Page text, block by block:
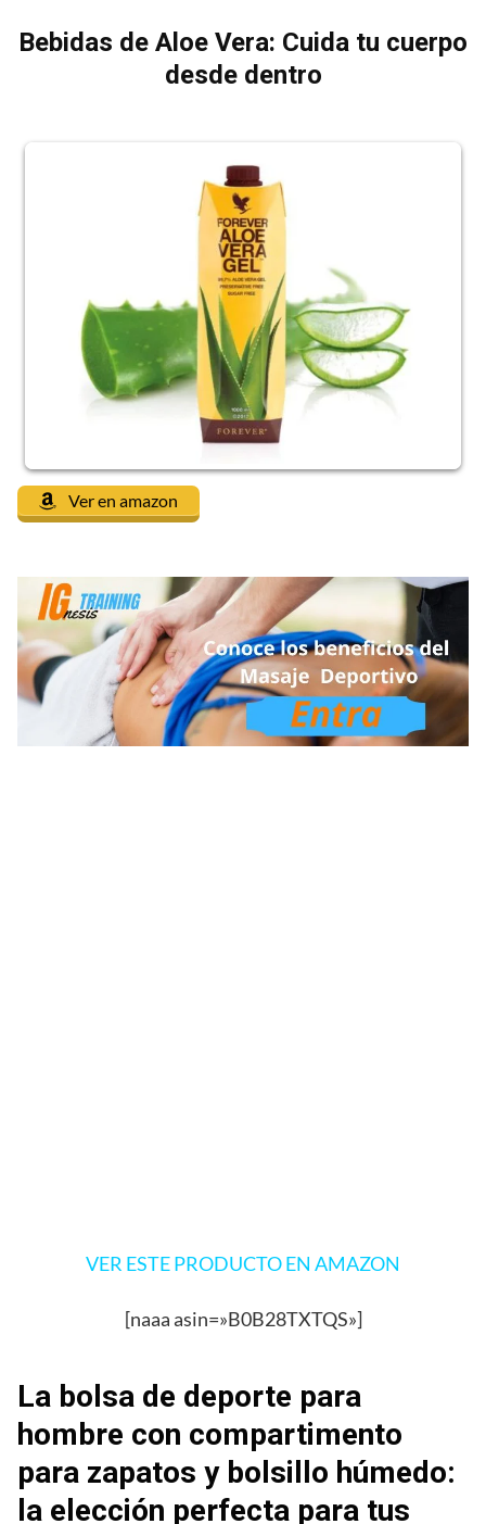
Bebidas de Aloe Vera: Cuida tu cuerpo
desde dentro
Ver en amazon
VER ESTE PRODUCTO EN AMAZON
[naaa asin=»B0B28TXTQS»]
La bolsa de deporte para
hombre con compartimento
para zapatos y bolsillo húmedo:
la elección perfecta para tus